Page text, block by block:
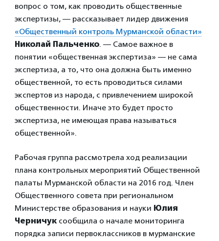
вопрос о том, как проводить общественные
экспертизы, — рассказывает лидер движения
«Общественный контроль Мурманской области»
Николай Пальченко. — Самое важное в
понятии «общественная экспертиза» — не сама
экспертиза, а то, что она должна быть именно
общественной, то есть проводиться силами
экспертов из народа, с привлечением широкой
общественности. Иначе это будет просто
экспертиза, не имеющая права называться
общественной».
Рабочая группа рассмотрела ход реализации
плана контрольных мероприятий Общественной
палаты Мурманской области на 2016 год. Член
Общественного совета при региональном
Министерстве образования и науки Юлия
Черничуксообщила о начале мониторинга
порядка записи первоклассников в мурманские